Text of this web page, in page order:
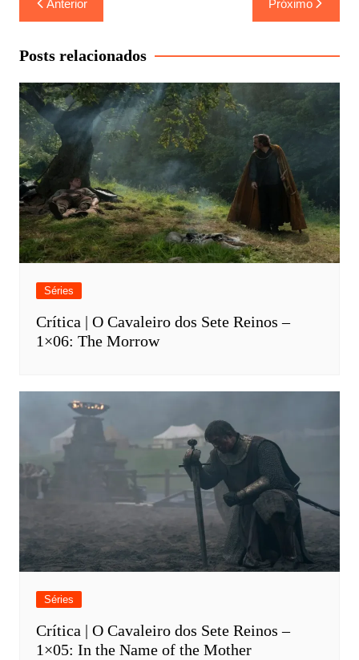
de
Post
Anterior Próximo
Posts relacionados
Séries
Crítica | O Cavaleiro dos Sete Reinos –
1×06: The Morrow
Séries
Crítica | O Cavaleiro dos Sete Reinos –
1×05: In the Name of the Mother